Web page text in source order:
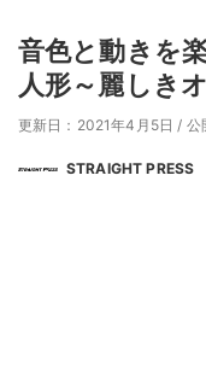
音色と動きを
人形～麗しき
更新日：2021年4月5日 / 公
STRAIGHT PRESS